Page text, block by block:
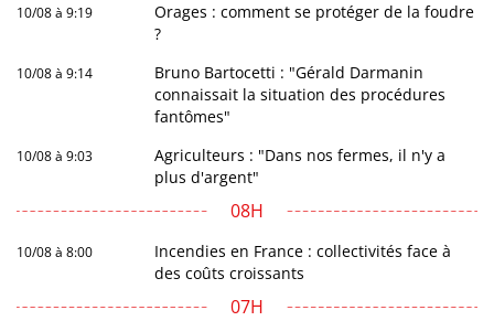
10/08 à 9:19
Orages : comment se protéger de la foudre
?
10/08 à 9:14
Bruno Bartocetti : "Gérald Darmanin
connaissait la situation des procédures
fantômes"
10/08 à 9:03
Agriculteurs : "Dans nos fermes, il n'y a
plus d'argent"
08H
10/08 à 8:00
Incendies en France : collectivités face à
des coûts croissants
07H